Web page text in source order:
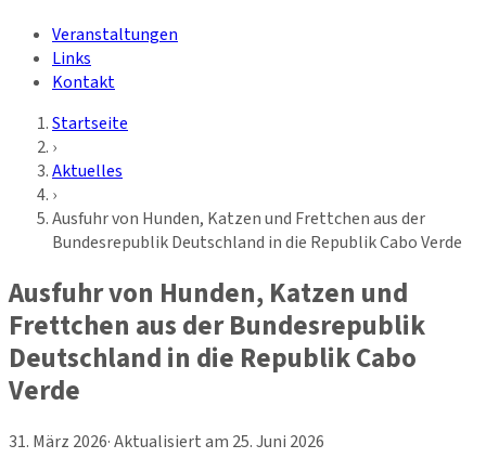
Veranstaltungen
Links
Kontakt
Startseite
›
Aktuelles
›
Ausfuhr von Hunden, Katzen und Frettchen aus der
Bundesrepublik Deutschland in die Republik Cabo Verde
Ausfuhr von Hunden, Katzen und
Frettchen aus der Bundesrepublik
Deutschland in die Republik Cabo
Verde
31. März 2026· Aktualisiert am 25. Juni 2026